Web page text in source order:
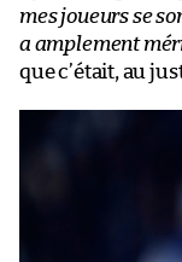
mes joueurs se
a amplement
que c’était, au